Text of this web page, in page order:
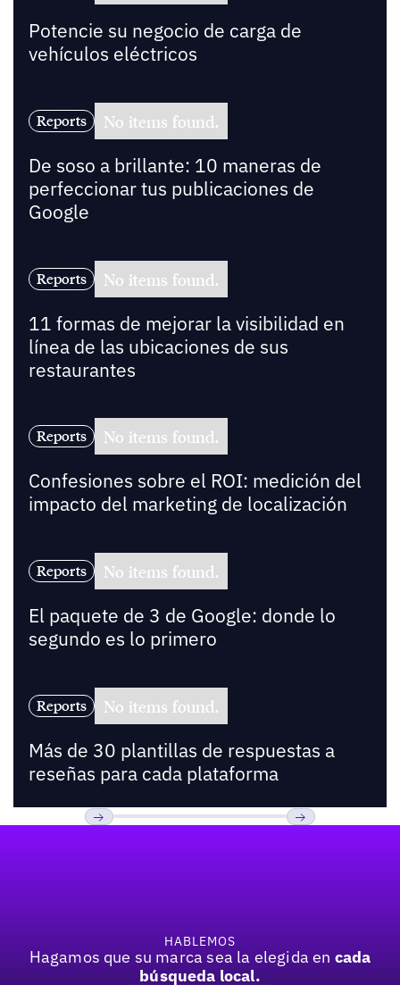
Potencie su negocio de carga de
vehículos eléctricos
Reports No items found.
De soso a brillante: 10 maneras de
perfeccionar tus publicaciones de
Google
Reports No items found.
11 formas de mejorar la visibilidad en
línea de las ubicaciones de sus
restaurantes
Reports No items found.
Confesiones sobre el ROI: medición del
impacto del marketing de localización
Reports No items found.
El paquete de 3 de Google: donde lo
segundo es lo primero
Reports No items found.
Más de 30 plantillas de respuestas a
reseñas para cada plataforma
HABLEMOS
Hagamos que su marca sea la elegida en cada
búsqueda local.